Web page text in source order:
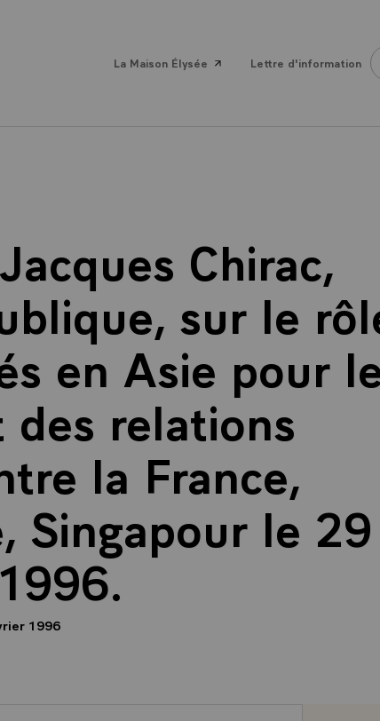
La Maison Élysée Lettre d'information
Chirac,
sur le
en Asie pour
relations
la France,
Singapour le 29
1996